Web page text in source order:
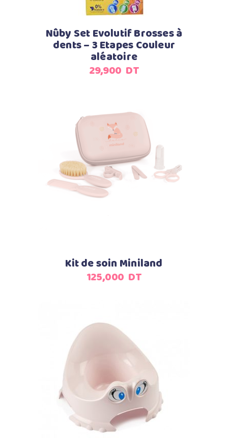
Nûby Set Evolutif Brosses à
dents – 3 Etapes Couleur
aléatoire
29,900 DT
Ajouter au panier
Kit de soin Miniland
125,000 DT
Ajouter au panier